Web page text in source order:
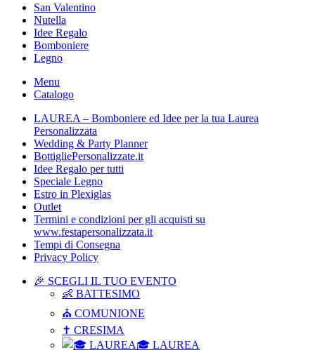
San Valentino
Nutella
Idee Regalo
Bomboniere
Legno
Menu
Catalogo
LAUREA – Bomboniere ed Idee per la tua Laurea
Personalizzata
Wedding & Party Planner
BottigliePersonalizzate.it
Idee Regalo per tutti
Speciale Legno
Estro in Plexiglas
Outlet
Termini e condizioni per gli acquisti su
www.festapersonalizzata.it
Tempi di Consegna
Privacy Policy
🎉 SCEGLI IL TUO EVENTO
👶 BATTESIMO
⛪ COMUNIONE
✝ CRESIMA
🎓 LAUREA